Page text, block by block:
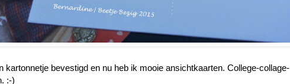
kartonnetje bevestigd en nu heb ik mooie ansichtkaarten. College-collage-
:-)